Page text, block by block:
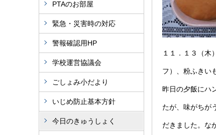
PTAのお部屋
緊急・災害時の対応
警報確認用HP
学校運営協議会
ごしょみ小だより
いじめ防止基本方針
今日のきゅうしょく
１１．１３（木
フ）、粉ふきい
昨日の夕飯にハ
たが、味がちが
だきました。な